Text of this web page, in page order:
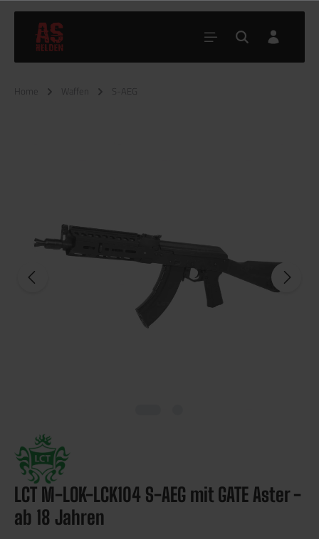
Home Waffen S-AEG
LCT M-LOK-LCK104 S-AEG mit GATE Aster -
ab 18 Jahren